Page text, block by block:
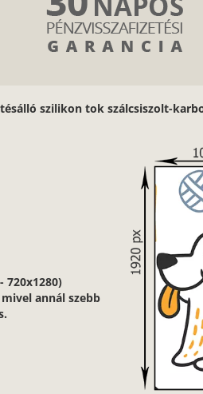
szilikon tok szálcsiszolt-
720x1280)
annál szebb